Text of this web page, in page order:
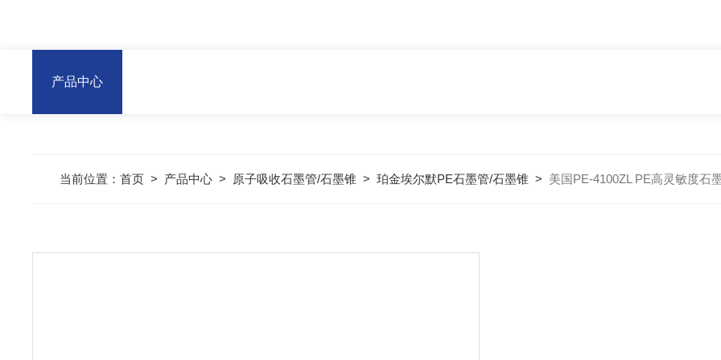
产品中心
当前位置：首页 > 产品中心 > 原子吸收石墨管/石墨锥 >珀金埃尔默PE石墨管/石墨锥 > 美国PE-4100ZL PE高灵敏度石